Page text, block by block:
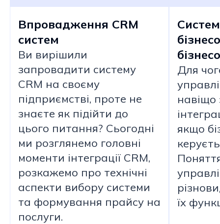
Впровадження CRM
систем
Ви вирішили
запровадити систему
CRM на своєму
підприємстві, проте не
знаєте як підійти до
цього питання? Сьогодні
ми розглянемо головні
моменти інтеграції CRM,
розкажемо про технічні
аспекти вибору системи
та формування прайсу на
послуги.
Для
навіщо
якщо
їх